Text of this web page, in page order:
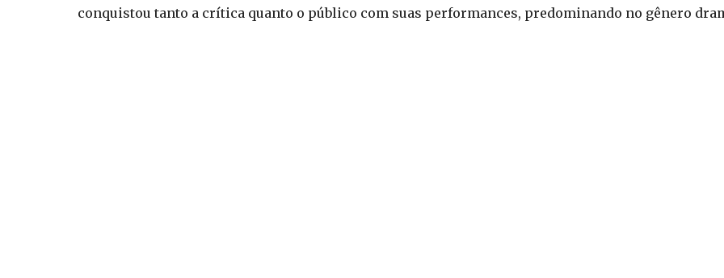
conquistou tanto a crítica quanto o público com suas performances, predominando no gênero